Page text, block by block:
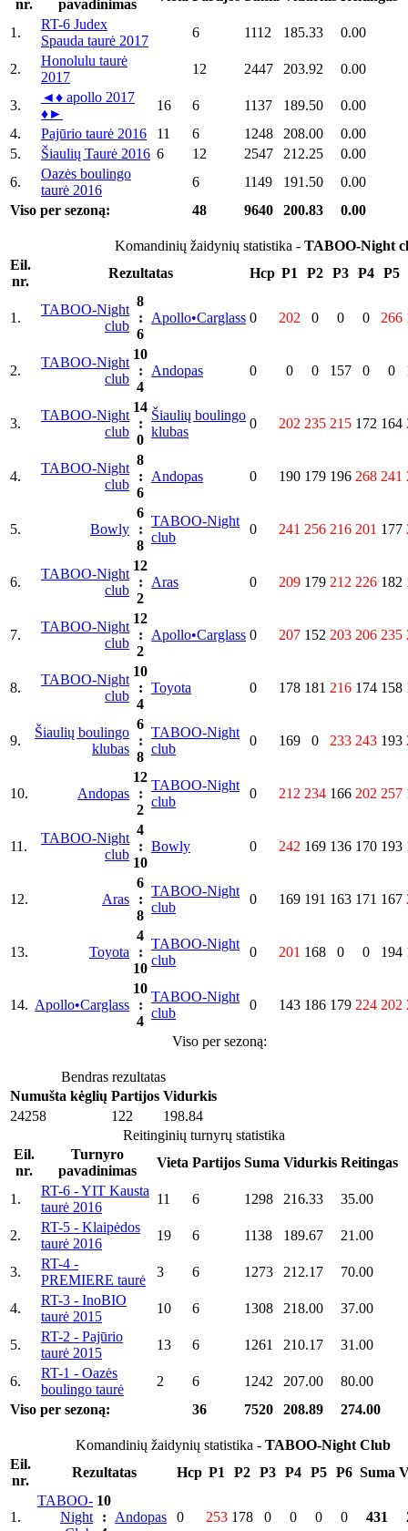
nr.
pavadinimas
1.
RT-6 Judex
Spauda taurė 2017
6 1112 185.33 0.00
2.
Honolulu taurė
2017
12 2447 203.92 0.00
3.
◄♦ apollo 2017
♦►
16 6 1137 189.50
0.00
4.
Pajūrio taurė 2016 11 6 1248 208.00
0.00
5.
Šiaulių Taurė 2016 6 12 2547 212.25
0.00
6.
Oazės boulingo
taurė 2016
6 1149 191.50
0.00
Viso per sezoną:
48 9640 200.83 0.00
Komandinių žaidynių statistika - TABOO-Night
Eil.
nr.
Rezultatas Hcp P1 P2 P3 P4 P5
1.
TABOO-Night
club
8
:
6
Apollo•Carglass 0 202 0 0 0 266
2.
TABOO-Night
club
10
:
4
Andopas 0 0 0 157 0 0
3.
TABOO-Night
club
14
:
0
Šiaulių boulingo
klubas
0 202 235 215 172 164
4.
TABOO-Night
club
8
:
6
Andopas 0 190 179 196 268 241
5. Bowly
6
:
8
TABOO-Night
club
0 241 256 216 201 177
6.
TABOO-Night
club
12
:
2
Aras 0 209 179 212 226 182
7.
TABOO-Night
club
12
:
2
Apollo•Carglass 0 207 152 203 206 235
8.
TABOO-Night
club
10
:
4
Toyota 0 178 181 216 174 158
9.
Šiaulių boulingo
klubas
6
:
8
TABOO-Night
club
0 169 0 233 243 193
10. Andopas
12
:
2
TABOO-Night
club
0 212 234 166 202 257
11.
TABOO-Night
club
4
:
10
Bowly 0 242 169 136 170 193
12. Aras
6
:
8
TABOO-Night
club
0 169 191 163 171 167
13. Toyota
4
:
10
TABOO-Night
club
0 201 168 0 0 194
14. Apollo•Carglass
10
:
4
TABOO-Night
club
0 143 186 179 224 202
Viso per sezoną:
Bendras rezultatas
Numušta kėglių Partijos Vidurkis
24258
122
198.84
Reitinginių turnyrų statistika
Eil.
nr.
Turnyro
pavadinimas
Vieta Partijos Suma Vidurkis Reitingas
1.
RT-6 - YIT Kausta
taurė 2016
11 6 1298 216.33 35.00
2.
RT-5 - Klaipėdos
taurė 2016
19 6 1138 189.67 21.00
3.
RT-4 -
PREMIERE taurė
3 6 1273 212.17 70.00
4.
RT-3 - InoBIO
taurė 2015
10 6 1308 218.00 37.00
5.
RT-2 - Pajūrio
taurė 2015
13 6 1261 210.17 31.00
6.
RT-1 - Oazės
boulingo taurė
2 6 1242 207.00
80.00
Viso per sezoną:
36 7520 208.89 274.00
Komandinių žaidynių statistika - TABOO-Night Club
Eil.
nr.
Rezultatas Hcp P1 P2 P3 P4 P5 P6 Suma
1.
TABOO-
Night
10
:
Andopas 0 253 178 0 0 0 0 431